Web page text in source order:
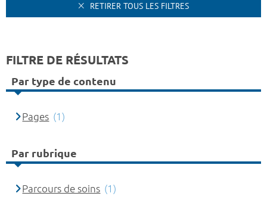
RETIRER TOUS LES FILTRES
FILTRE DE RÉSULTATS
Par type de contenu
Pages (1)
Par rubrique
Parcours de soins (1)